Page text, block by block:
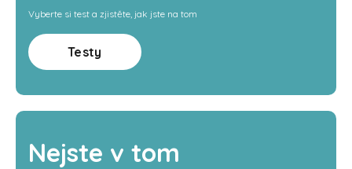
Vyberte si test a zjistěte, jak jste na tom
Testy
Nejste v tom